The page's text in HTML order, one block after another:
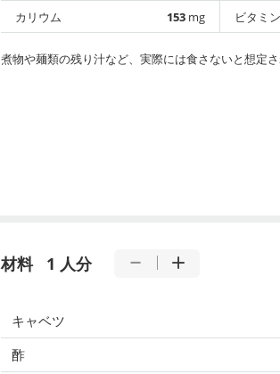
カリウム
153 mg
ビタミ
煮物や麺類の残り汁など、実際には食さないと想定
材料 1 人分
キャベツ
酢